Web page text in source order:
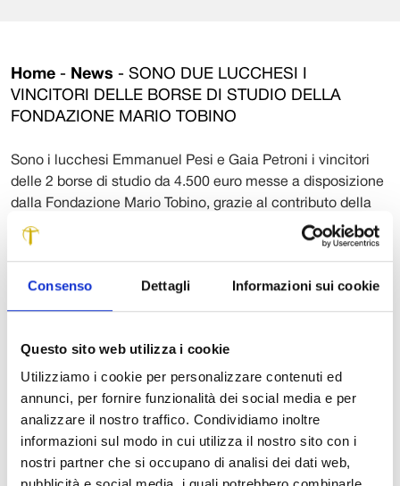
Consenso Dettagli Informazioni sui cookie
Questo sito web utilizza i cookie
Utilizziamo i cookie per personalizzare contenuti ed
annunci, per fornire funzionalità dei social media e per
analizzare il nostro traffico. Condividiamo inoltre
informazioni sul modo in cui utilizza il nostro sito con i
nostri partner che si occupano di analisi dei dati web,
Home - News - SONO DUE LUCCHESI I
VINCITORI DELLE BORSE DI STUDIO DELLA
FONDAZIONE MARIO TOBINO
Sono i lucchesi Emmanuel Pesi e Gaia Petroni i vincitori
delle 2 borse di studio da 4.500 euro messe a disposizione
dalla Fondazione Mario Tobino, grazie al contributo della
Fondazione Cassa di Risparmio di Lucca, per il progetto di
ricerca “Il manicomio di Fregionaia, il disagio mentale e i
lucchese tra Sette e Novecento”. I ricercatori saranno
impegnati per dieci mesi a partire da questi giorni, sia in
secoli di storia di Lucca vista dal Manicomio di Maggiano.
Il lavoro di ricerca, che inizierà dai due estremi di questo
periodo storico per far emergere i tratti di maggior
immediato interesse, anche in vista del centenario della
nascita di Mario Tobino, servirà a fornire materiale per il
centro documentario della Fondazione; materiale che sarà
inserito in una banca dati informatica e diffuso con